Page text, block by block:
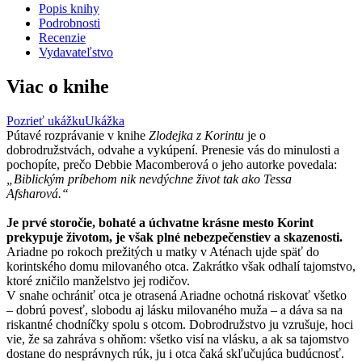
Popis knihy
Podrobnosti
Recenzie
Vydavateľstvo
Viac o knihe
Pozrieť ukážkuUkážka
Pútavé rozprávanie v knihe Zlodejka z Korintu je o
dobrodružstvách, odvahe a vykúpení. Prenesie vás do minulosti a
pochopíte, prečo Debbie Macomberová o jeho autorke povedala:
„Biblickým príbehom nik nevdýchne život tak ako Tessa
Afsharová.“
Je prvé storočie, bohaté a úchvatne krásne mesto Korint
prekypuje životom, je však plné nebezpečenstiev a skazenosti.
Ariadne po rokoch prežitých u matky v Aténach ujde späť do
korintského domu milovaného otca. Zakrátko však odhalí tajomstvo,
ktoré zničilo manželstvo jej rodičov.
V snahe ochrániť otca je otrasená Ariadne ochotná riskovať všetko
– dobrú povesť, slobodu aj lásku milovaného muža – a dáva sa na
riskantné chodníčky spolu s otcom. Dobrodružstvo ju vzrušuje, hoci
vie, že sa zahráva s ohňom: všetko visí na vlásku, a ak sa tajomstvo
dostane do nesprávnych rúk, ju i otca čaká skľučujúca budúcnosť.